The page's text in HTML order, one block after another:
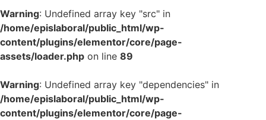
Warning: Undefined array key "src" in
/home/epislaboral/public_html/wp-
content/plugins/elementor/core/page-
assets/loader.php on line 89
Warning: Undefined array key "dependencies" in
/home/epislaboral/public_html/wp-
content/plugins/elementor/core/page-